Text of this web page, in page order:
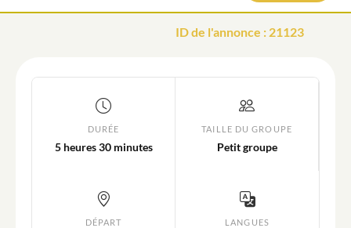
ID de l'annonce : 21123
DURÉE
5 heures 30 minutes
TAILLE DU GROUPE
Petit groupe
DÉPART LANGUES